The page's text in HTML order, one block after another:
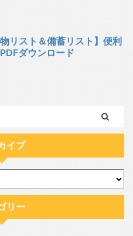
物リスト＆備蓄リスト】便利
ダウンロード
イブ
リー